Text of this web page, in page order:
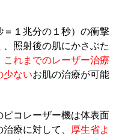
＝１兆分の１秒）の衝撃
照射後の肌にかさぶた
これまでのレーザー治療
少ないお肌の治療が可能
ピコレーザー機は体表面
療に対して、
厚生省よ